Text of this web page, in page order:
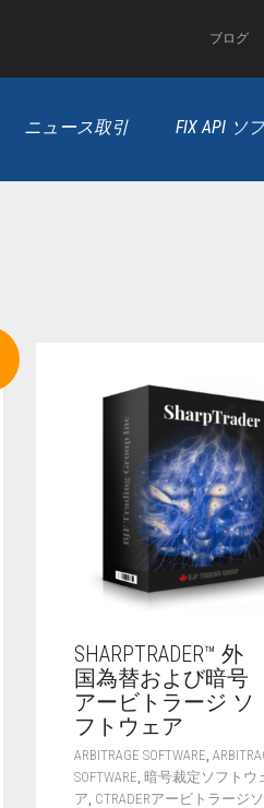
ブログ
ニュース取引 FIX API ソ
SHARPTRADER™ 外
国為替および暗号
アービトラージ ソ
フトウェア
ARBITRAGE SOFTWARE,
SOFTWARE, 暗号裁定ソフトウ
ア, CTRADERアービトラージ